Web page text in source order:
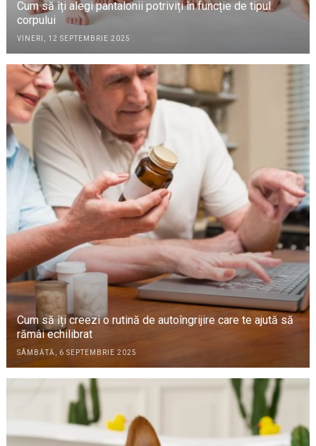
Cum să îți alegi pantalonii potriviți în funcție de tipul
corpului
VINERI, 12 SEPTEMBRIE 2025
Cum să îți creezi o rutină de autoîngrijire care te ajută să
rămâi echilibrat
SÂMBĂTĂ, 6 SEPTEMBRIE 2025